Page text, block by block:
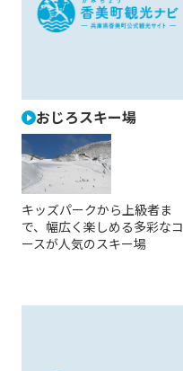
おじろスキー場
キッズパークから上級者ま
で、幅広く楽しめる多彩なコ
ースが人気のスキー場